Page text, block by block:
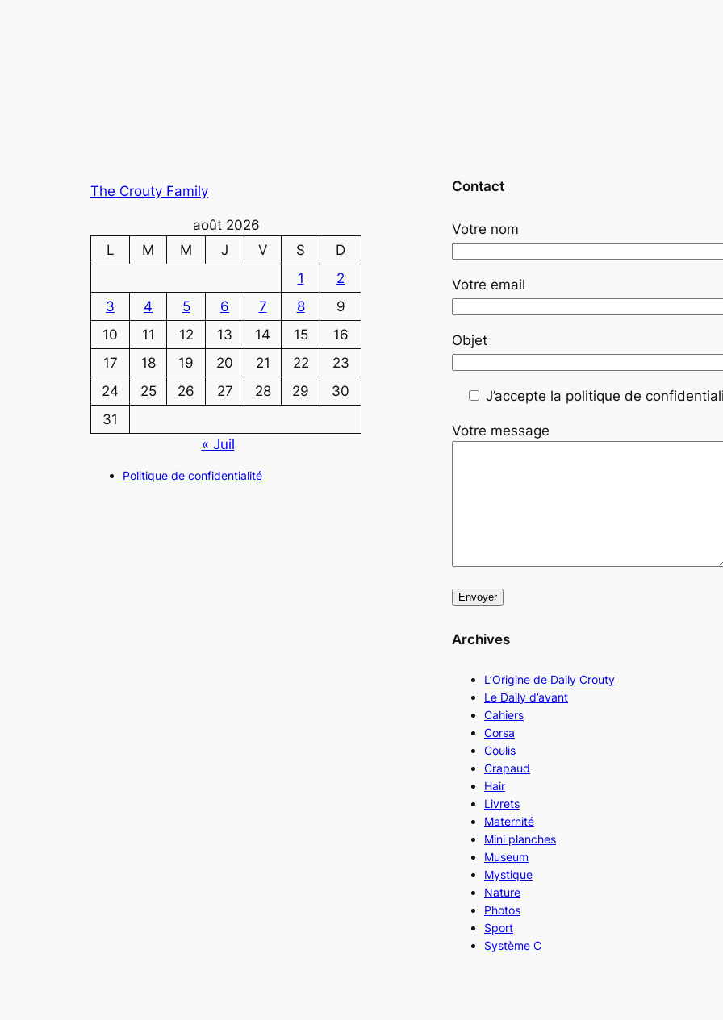
The Crouty Family
août 2026
L
M M J V S
D
1
2
3
4 5 6 7 8
9
10
11 12 13 14 15
16
17
18 19 20 21 22
23
24
25 26 27 28 29
30
31
« Juil
Politique de confidentialité
Contact
Votre nom
Votre email
Objet
J’accepte la politique de
Votre message
Archives
L’Origine de Daily Crouty
Le Daily d’avant
Cahiers
Corsa
Coulis
Crapaud
Hair
Livrets
Maternité
Mini planches
Museum
Mystique
Nature
Photos
Sport
Système C